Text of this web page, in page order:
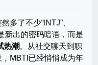
多了不少“INTJ”、
新出的密码暗语，而是
热潮 。从社交聊天到职
MBTI已经悄悄成为年